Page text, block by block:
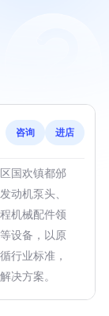
咨询 进店
国欢镇都邠
动机泵头、
机械配件领
设备，以原
行业标准，
决方案。